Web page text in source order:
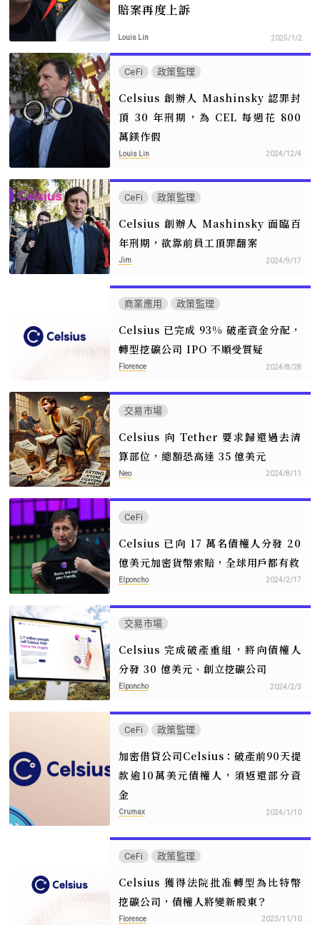
賠案再度上訴
Louis Lin 2025/1/2
CeFi 政策監理
Celsius 創辦人 Mashinsky 認罪封
頂 30 年刑期，為 CEL 每週花 800
萬鎂作假
Louis Lin 2024/12/4
CeFi 政策監理
Celsius 創辦人 Mashinsky 面臨百
年刑期，欲靠前員工頂罪翻案
Jim 2024/9/17
商業應用 政策監理
Celsius 已完成 93% 破產資金分配，
轉型挖礦公司 IPO 不順受質疑
Florence 2024/8/28
交易市場
Celsius 向 Tether 要求歸還過去清
算部位，總額恐高達 35 億美元
Neo 2024/8/11
CeFi
Celsius 已向 17 萬名債權人分發 20
億美元加密貨幣索賠，全球用戶都有救
Elponcho 2024/2/17
交易市場
Celsius 完成破產重組，將向債權人
分發 30 億美元、創立挖礦公司
Elponcho 2024/2/3
CeFi 政策監理
加密借貸公司Celsius：破產前90天提
款逾10萬美元債權人，須返還部分資
金
Crumax 2024/1/10
CeFi 政策監理
Celsius 獲得法院批准轉型為比特幣
挖礦公司，債權人將變新股東？
Florence 2023/11/10